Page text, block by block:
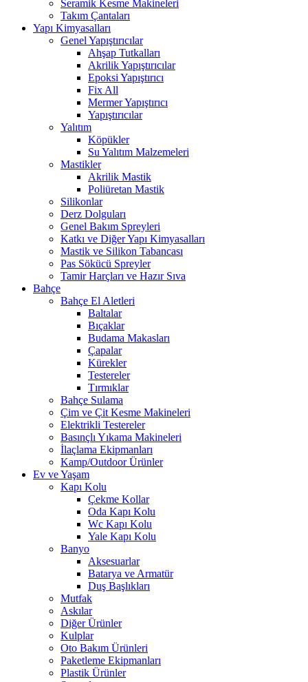
Seramik Kesme Makineleri
Takım Çantaları
Yapı Kimyasalları
Genel Yapıştırıcılar
Ahşap Tutkalları
Akrilik Yapıştırıcılar
Epoksi Yapıştırıcı
Fix All
Mermer Yapıştırıcı
Yapıştırıcılar
Yalıtım
Köpükler
Su Yalıtım Malzemeleri
Mastikler
Akrilik Mastik
Poliüretan Mastik
Silikonlar
Derz Dolguları
Genel Bakım Spreyleri
Katkı ve Diğer Yapı Kimyasalları
Mastik ve Silikon Tabancası
Pas Sökücü Spreyler
Tamir Harçları ve Hazır Sıva
Bahçe
Bahçe El Aletleri
Baltalar
Bıçaklar
Budama Makasları
Çapalar
Kürekler
Testereler
Tırmıklar
Bahçe Sulama
Çim ve Çit Kesme Makineleri
Elektrikli Testereler
Basınçlı Yıkama Makineleri
İlaçlama Ekipmanları
Kamp/Outdoor Ürünler
Ev ve Yaşam
Kapı Kolu
Çekme Kollar
Oda Kapı Kolu
Wc Kapı Kolu
Yale Kapı Kolu
Banyo
Aksesuarlar
Batarya ve Armatür
Duş Başlıkları
Mutfak
Askılar
Diğer Ürünler
Kulplar
Oto Bakım Ürünleri
Paketleme Ekipmanları
Plastik Ürünler